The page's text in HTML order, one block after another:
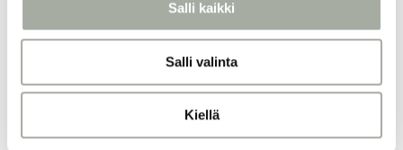
Salli kaikki
Salli valinta
Kiellä